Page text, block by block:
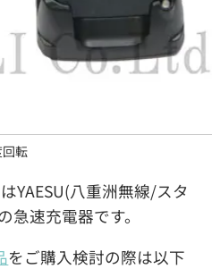
YAESU(八重洲無線/スタ
急速充電器です。
をご購入検討の際は以下
転